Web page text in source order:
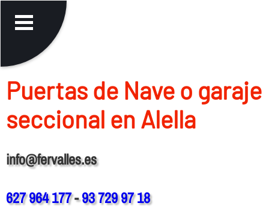
Puertas de Nave o garaje
seccional en Alella
info@fervalles.es
627 964 177-93 729 97 18